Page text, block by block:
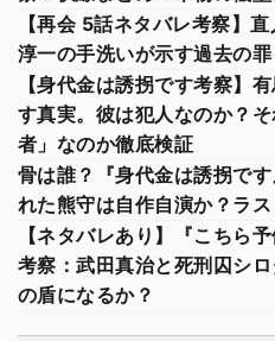
【再会 5話ネタバレ考察】
淳一の手洗いが示す過去の罪
【身代金は誘拐です考察】
す真実。彼は犯人なのか？
者」なのか徹底検証
骨は誰？『身代金は誘拐で
れた熊守は自作自演か？ラ
【ネタバレあり】『こちら
考察：武田真治と死刑囚シ
の盾になるか？